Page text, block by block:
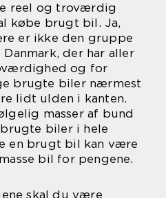
reel og troværdig
købe brugt bil. Ja,
er ikke den gruppe
der har aller
og for
brugte biler nærmest
lidt ulden i kanten.
masser af bund
biler i hele
en brugt bil kan være
bil for pengene.
skal du være